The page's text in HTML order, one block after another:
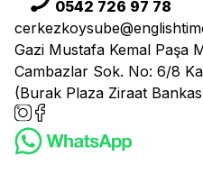
0542 726 97 78
Gazi Mustafa Kemal Paşa
Cambazlar Sok. No: 6/8
(Burak Plaza Ziraat